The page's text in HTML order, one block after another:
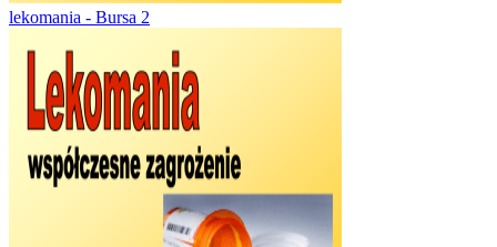
lekomania - Bursa 2